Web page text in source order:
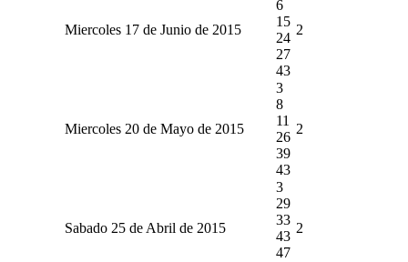
Miercoles 17 de Junio de 2015
6
15
24
27
43
2
Miercoles 20 de Mayo de 2015
3
8
11
26
39
43
2
Sabado 25 de Abril de 2015
3
29
33
43
47
2